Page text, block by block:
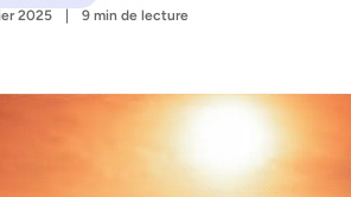
2025
9 min de lecture